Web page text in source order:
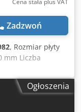
lancą, 20m wąż
Power.
5x szybciej
gwintów.
Zadzwoń
, Rozmiar płyty
mm Liczba
65 t Moc silnika
2540 x 1280
Ogłoszenia